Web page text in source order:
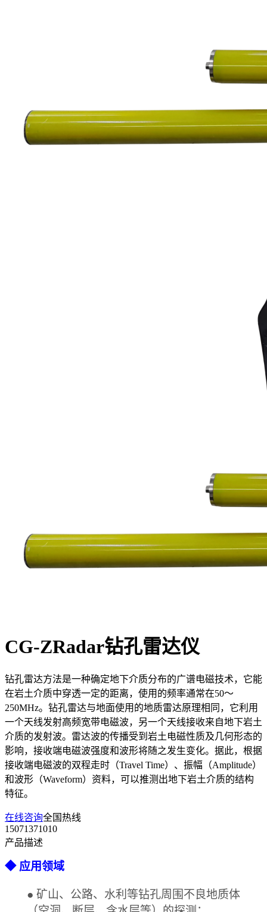
CG-ZRadar钻孔雷达仪
钻孔雷达方法是一种确定地下介质分布的广谱电磁技术，它能
在岩土介质中穿透一定的距离，使用的频率通常在50～
250MHz。钻孔雷达与地面使用的地质雷达原理相同，它利用
一个天线发射高频宽带电磁波，另一个天线接收来自地下岩土
介质的发射波。雷达波的传播受到岩土电磁性质及几何形态的
影响，接收端电磁波强度和波形将随之发生变化。据此，根据
接收端电磁波的双程走时（Travel Time）、振幅（Amplitude）
和波形（Waveform）资料，可以推测出地下岩土介质的结构
特征。
在线咨询全国热线
15071371010
产品描述
◆ 应用领域
● 矿山、公路、水利等钻孔周围不良地质体